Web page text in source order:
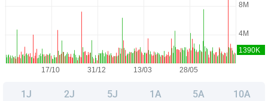
1J 2J 5J 1A 5A 10A